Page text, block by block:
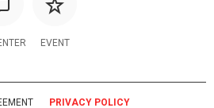
EVENT
PRIVACY POLICY